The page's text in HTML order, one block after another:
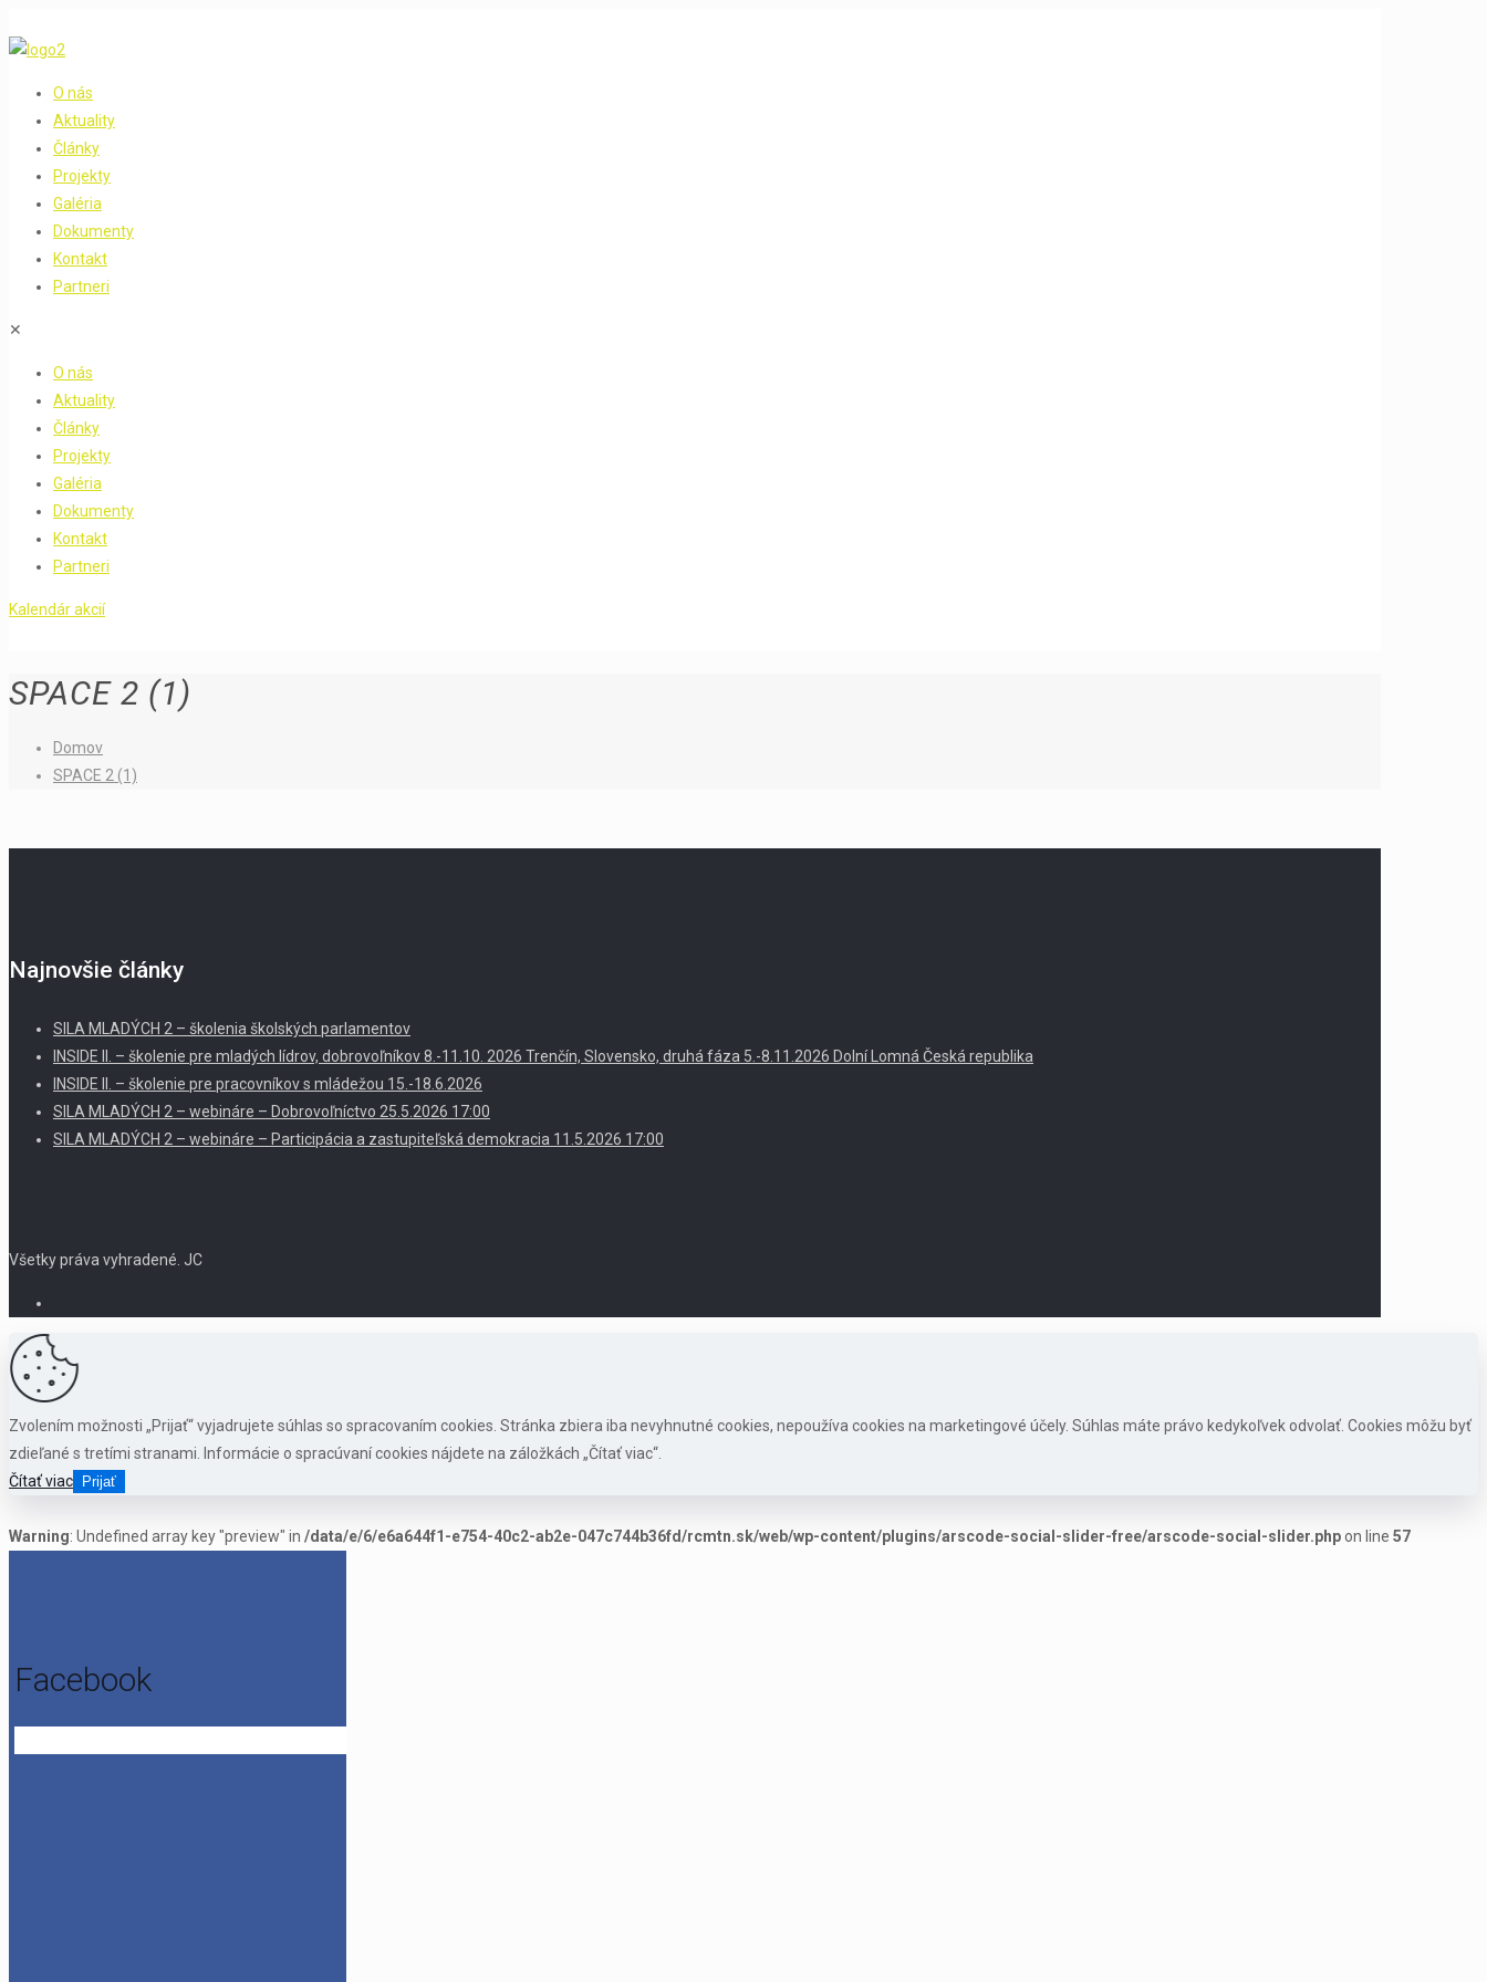
O nás
Aktuality
Články
Projekty
Galéria
Dokumenty
Kontakt
Partneri
✕
O nás
Aktuality
Články
Projekty
Galéria
Dokumenty
Kontakt
Partneri
Kalendár akcií
SPACE 2 (1)
Domov
SPACE 2 (1)
Najnovšie články
SILA MLADÝCH 2 – školenia školských parlamentov
INSIDE II. – školenie pre mladých lídrov, dobrovoľníkov 8.-11.10. 2026 Trenčín, Slovensko, druhá fáza 5.-8.11.2026 Dolní Lomná Česká republika
INSIDE II. – školenie pre pracovníkov s mládežou 15.-18.6.2026
SILA MLADÝCH 2 – webináre – Dobrovoľníctvo 25.5.2026 17:00
SILA MLADÝCH 2 – webináre – Participácia a zastupiteľská demokracia 11.5.2026 17:00
Všetky práva vyhradené. JC
Zvolením možnosti „Prijať“ vyjadrujete súhlas so spracovaním cookies. Stránka zbiera iba nevyhnutné cookies, nepoužíva cookies na marketingové účely. Súhlas máte právo kedykoľvek odvolať. Cookies môžu byť
zdieľané s tretími stranami. Informácie o spracúvaní cookies nájdete na záložkách „Čítať viac“.
Čítať viac
Prijať
Warning: Undefined array key "preview" in /data/e/6/e6a644f1-e754-40c2-ab2e-047c744b36fd/rcmtn.sk/web/wp-content/plugins/arscode-social-slider-free/arscode-social-slider.phpon line 57
Facebook